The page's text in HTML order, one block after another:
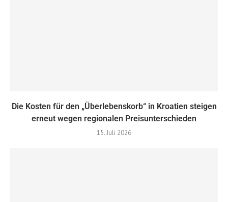
Die Kosten für den „Überlebenskorb“ in Kroatien steigen
erneut wegen regionalen Preisunterschieden
15. Juli 2026